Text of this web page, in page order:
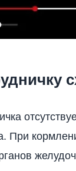
При